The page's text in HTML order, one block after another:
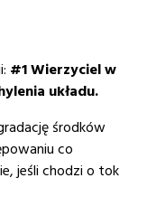
#1 Wierzyciel w
układu.
środków
co
jeśli chodzi o tok